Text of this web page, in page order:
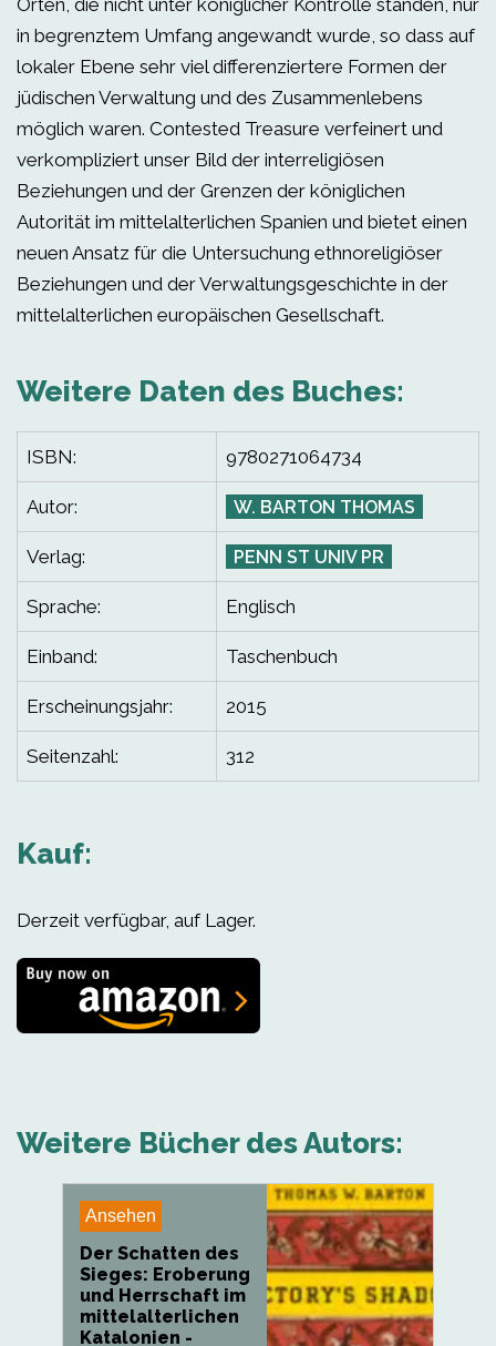
Orten, die nicht unter königlicher Kontrolle standen, nur
in begrenztem Umfang angewandt wurde, so dass auf
lokaler Ebene sehr viel differenziertere Formen der
jüdischen Verwaltung und des Zusammenlebens
möglich waren. Contested Treasure verfeinert und
verkompliziert unser Bild der interreligiösen
Beziehungen und der Grenzen der königlichen
Autorität im mittelalterlichen Spanien und bietet einen
neuen Ansatz für die Untersuchung ethnoreligiöser
Beziehungen und der Verwaltungsgeschichte in der
mittelalterlichen europäischen Gesellschaft.
Weitere Daten des Buches:
ISBN: 9780271064734
Autor: W. BARTON THOMAS
Verlag: PENN ST UNIV PR
Sprache: Englisch
Einband: Taschenbuch
Erscheinungsjahr: 2015
Seitenzahl: 312
Kauf:
Derzeit verfügbar, auf Lager.
Weitere Bücher des Autors:
Ansehen
Der Schatten des
Sieges: Eroberung
und Herrschaft im
mittelalterlichen
Katalonien -